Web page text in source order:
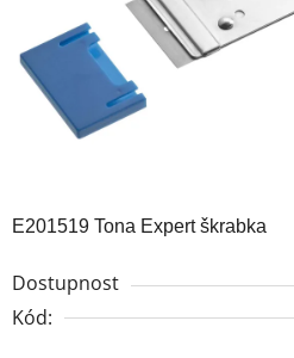
E201519 Tona Expert škrabka
Dostupnost
Kód: